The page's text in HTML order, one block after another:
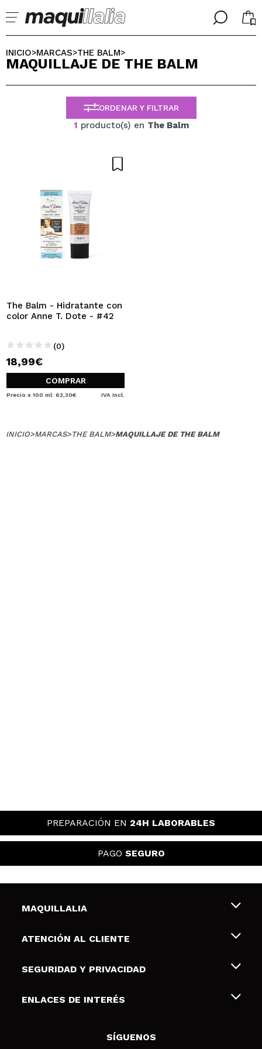
╳
Ya soy #maquilover, tengo cuenta
No tengo cuenta aquí
QUIERO REGISTRARME
tus compras rápidamente, revisar el estado de tus
pedidos y consultar tus operaciones anteriores.
╳
SELECCIONA TU IDIOMA
ESPAÑOL
ENGLISH
FRANCES
ALEMAN
INICIO>MARCAS>THE BALM>
MAQUILLAJE DE THE BALM
ORDENAR Y FILTRAR
1 producto(s) en The Balm
The Balm - Hidratante con
color Anne T. Dote - #42
(0)
18,99€
COMPRAR
Precio x 100 ml: 63,30€ IVA Incl.
INICIO>MARCAS>THE BALM>MAQUILLAJE DE THE BALM
PREPARACIÓN EN 24H LABORABLES
PAGO SEGURO
MAQUILLALIA
Sobre nosotros
Tarjetas de Regalo
ATENCIÓN AL CLIENTE
Envíos y devoluciones
Formas de pago
SEGURIDAD Y PRIVACIDAD
Terminos y condiciones de uso
Política de cookies
ENLACES DE INTERÉS
SÍGUENOS